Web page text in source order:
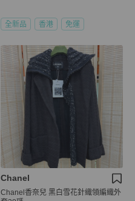
全新品 香港 免運
Chanel
Chanel香奈兒 黑白雪花針織領編織外